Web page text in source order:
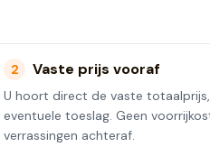
2 Vaste prijs vooraf
U hoort direct de vaste
eventuele toeslag. Geen
verrassingen achteraf.